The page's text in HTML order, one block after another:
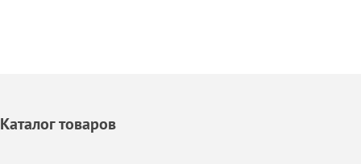
Каталог товаров